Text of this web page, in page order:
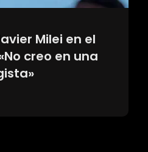
Milei en el
creo en una